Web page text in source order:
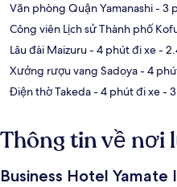
Văn phòng Quận Yamanashi- 3
Công viên Lịch sử Thành phố
Lâu đài Maizuru- 4 phút đi xe-
Xưởng rượu vang Sadoya- 4
Điện thờ Takeda- 4 phút đi xe-
Thông tin về nơi
Business Hotel Yamate